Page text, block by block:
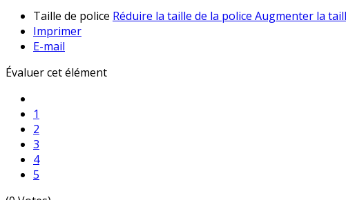
Taille de police Réduire la taille de la police Augmenter la
Imprimer
E-mail
Évaluer cet élément
1
2
3
4
5